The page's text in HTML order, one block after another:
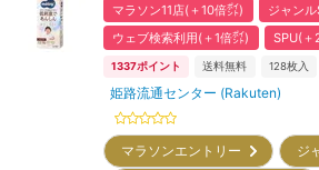
マラソン11店(＋10倍㌽)
ジャン
ウェブ検索利用(＋1倍㌽)
SPU(＋
1337ポイント 送料無料 128枚入
姫路流通センター (Rakuten)
マラソンエントリー
ジ